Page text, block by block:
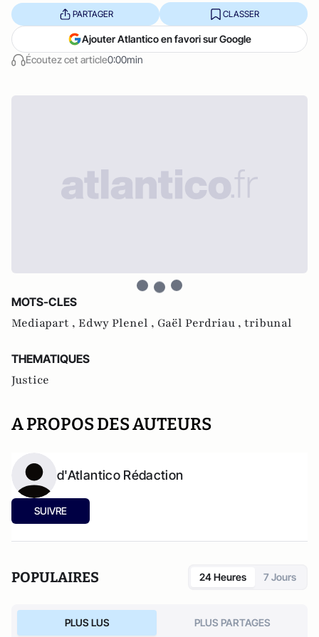
Écoutez cet article0:00min
PARTAGER CLASSER
Ajouter Atlantico en favori sur Google
MOTS-CLES
Mediapart , Edwy Plenel , Gaël Perdriau , tribunal
THEMATIQUES
Justice
A PROPOS DES AUTEURS
d'Atlantico Rédaction
SUIVRE
POPULAIRES 24 Heures 7 Jours
PLUS LUS PLUS PARTAGES